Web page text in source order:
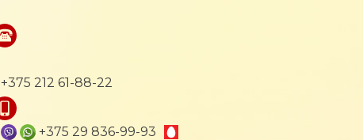
+375 212 61-88-22
+375 29 836-99-93